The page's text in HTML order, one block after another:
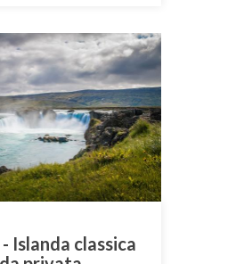
Islanda classica